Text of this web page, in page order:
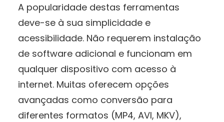
A popularidade destas ferramentas
deve-se à sua simplicidade e
acessibilidade. Não requerem instalação
de software adicional e funcionam em
qualquer dispositivo com acesso à
internet. Muitas oferecem opções
avançadas como conversão para
diferentes formatos (MP4, AVI, MKV),